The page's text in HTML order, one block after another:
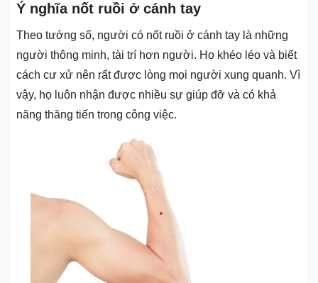
Ý nghĩa nốt ruồi ở cánh tay
Theo tướng số, người có nốt ruồi ở cánh tay là những
người thông minh, tài trí hơn người. Họ khéo léo và biết
cách cư xử nên rất được lòng mọi người xung quanh. Vì
vậy, họ luôn nhận được nhiều sự giúp đỡ và có khả
năng thăng tiến trong công việc.